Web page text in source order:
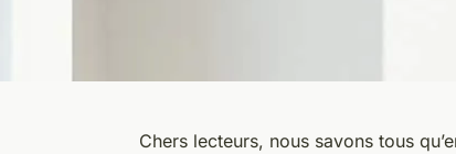
Chers lecteurs, nous savons tous